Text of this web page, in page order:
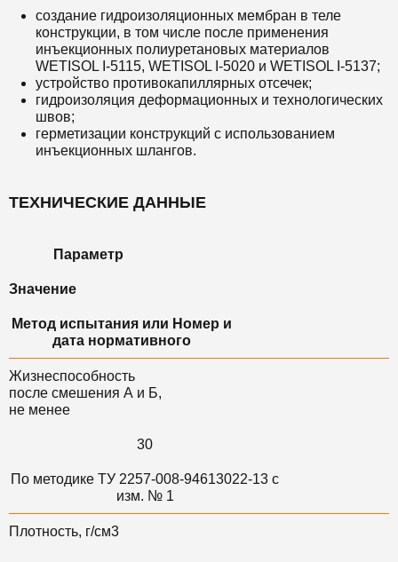
создание гидроизоляционных мембран в теле
конструкции, в том числе после применения
инъекционных полиуретановых материалов
WETISOL I-5115, WETISOL I-5020 и WETISOL I-5137;
устройство противокапиллярных отсечек;
гидроизоляция деформационных и технологических
швов;
герметизации конструкций с использованием
инъекционных шлангов.
ТЕХНИЧЕСКИЕ ДАННЫЕ
Параметр
Значение
Метод испытания или Номер и
дата нормативного
Жизнеспособность
после смешения А и Б,
не менее
30
По методике ТУ 2257-008-94613022-13 с
изм. № 1
Плотность, г/см3